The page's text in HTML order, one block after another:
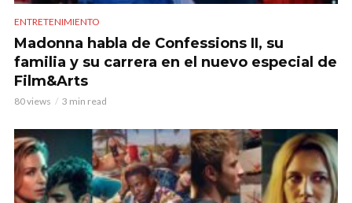
ENTRETENIMIENTO
Madonna habla de Confessions II, su
familia y su carrera en el nuevo especial de
Film&Arts
80 views 3 min read